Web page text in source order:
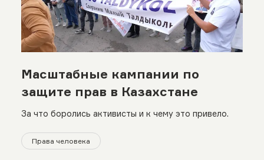
Масштабные кампании по
защите прав в Казахстане
За что боролись активисты и к чему это привело.
Права человека